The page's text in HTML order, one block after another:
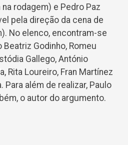
rodagem) e Pedro Paz
pela direção da cena de
No elenco, encontram-se
Godinho, Romeu
Gallego, António
Rita Loureiro, Fran Martínez
Para além de realizar, Paulo
o autor do argumento.